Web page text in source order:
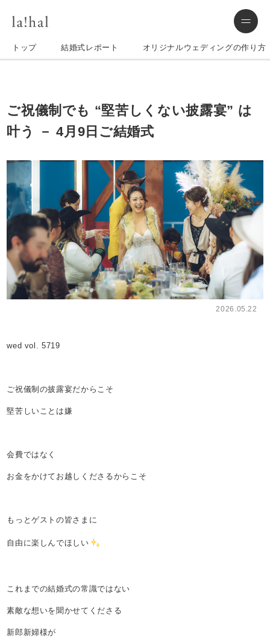
トップ 結婚式レポート オリジナルウェディングの作り方
ご祝儀制でも “堅苦しくない披露宴” は
叶う － 4月9日ご結婚式
2026.05.22
wed vol. 5719
ご祝儀制の披露宴だからこそ
堅苦しいことは嫌
会費ではなく
お金をかけてお越しくださるからこそ
もっとゲストの皆さまに
自由に楽しんでほしい
これまでの結婚式の常識ではない
素敵な想いを聞かせてくださる
新郎新婦様が